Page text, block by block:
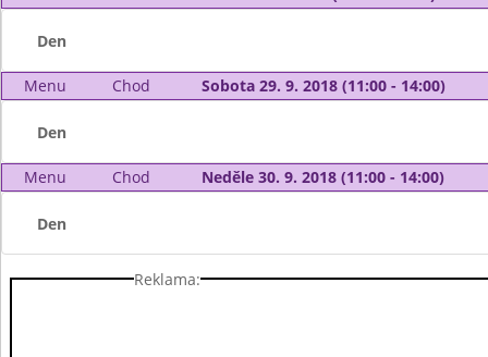
Den
Menu Chod Sobota 29. 9. 2018 (11:00 - 14:00)
Den
Menu Chod Neděle 30. 9. 2018 (11:00 - 14:00)
Den
Reklama: